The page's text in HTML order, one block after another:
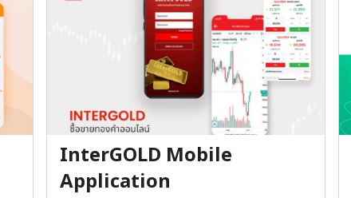
InterGOLD Mobile
Application